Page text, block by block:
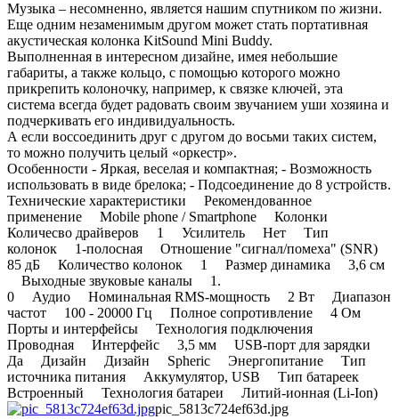
Музыка – несомненно, является нашим спутником по жизни.
Еще одним незаменимым другом может стать портативная
акустическая колонка KitSound Mini Buddy.
Выполненная в интересном дизайне, имея небольшие
габариты, а также кольцо, с помощью которого можно
прикрепить колоночку, например, к связке ключей, эта
система всегда будет радовать своим звучанием уши хозяина и
подчеркивать его индивидуальность.
А если воссоединить друг с другом до восьми таких систем,
то можно получить целый «оркестр».
Особенности - Яркая, веселая и компактная; - Возможность
использовать в виде брелока; - Подсоединение до 8 устройств.
Технические характеристики Рекомендованное
применение Mobile phone / Smartphone Колонки
Количесво драйверов 1 Усилитель Нет Тип
колонок 1-полосная Отношение "сигнал/помеха" (SNR)
85 дБ Количество колонок 1 Размер динамика 3,6 см
Выходные звуковые каналы 1.
0 Аудио Номинальная RMS-мощность 2 Вт Диапазон
частот 100 - 20000 Гц Полное сопротивление 4 Ом
Порты и интерфейсы Технология подключения
Проводная Интерфейс 3,5 мм USB-порт для зарядки
Да Дизайн Дизайн Spheric Энергопитание Тип
источника питания Аккумулятор, USB Тип батареек
Встроенный Технология батареи Литий-ионная (Li-Ion)
pic_5813c724ef63d.jpg